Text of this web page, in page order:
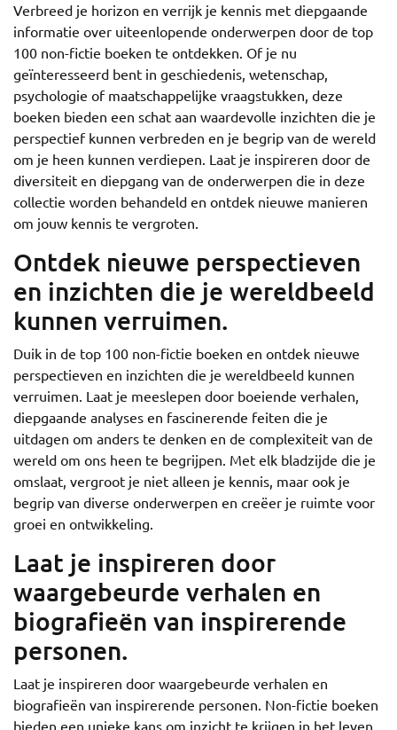
Verbreed je horizon en verrijk je kennis met diepgaande
informatie over uiteenlopende onderwerpen door de top
100 non-fictie boeken te ontdekken. Of je nu
geïnteresseerd bent in geschiedenis, wetenschap,
psychologie of maatschappelijke vraagstukken, deze
boeken bieden een schat aan waardevolle inzichten die je
perspectief kunnen verbreden en je begrip van de wereld
om je heen kunnen verdiepen. Laat je inspireren door de
diversiteit en diepgang van de onderwerpen die in deze
collectie worden behandeld en ontdek nieuwe manieren
om jouw kennis te vergroten.
Ontdek nieuwe perspectieven
en inzichten die je wereldbeeld
kunnen verruimen.
Duik in de top 100 non-fictie boeken en ontdek nieuwe
perspectieven en inzichten die je wereldbeeld kunnen
verruimen. Laat je meeslepen door boeiende verhalen,
diepgaande analyses en fascinerende feiten die je
uitdagen om anders te denken en de complexiteit van de
wereld om ons heen te begrijpen. Met elk bladzijde die je
omslaat, vergroot je niet alleen je kennis, maar ook je
begrip van diverse onderwerpen en creëer je ruimte voor
groei en ontwikkeling.
Laat je inspireren door
waargebeurde verhalen en
biografieën van inspirerende
personen.
Laat je inspireren door waargebeurde verhalen en
biografieën van inspirerende personen. Non-fictie boeken
bieden een unieke kans om inzicht te krijgen in het leven